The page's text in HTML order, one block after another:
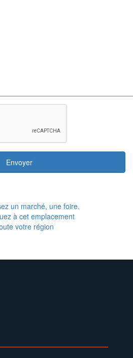
Envoyer
un marché, une foire.
à cet emplacement
votre région